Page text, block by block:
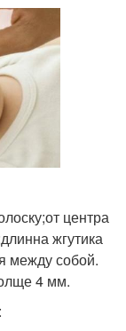
центра
жгутика
между собой.
4 мм.